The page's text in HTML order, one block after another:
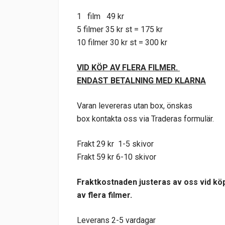
1 film 49 kr
5 filmer 35 kr st = 175 kr
10 filmer 30 kr st = 300 kr
VID KÖP AV FLERA FILMER.
ENDAST BETALNING MED KLARNA
Varan levereras utan box, önskas
box kontakta oss via Traderas formulär.
Frakt 29 kr 1-5 skivor
Frakt 59 kr 6-10 skivor
Fraktkostnaden justeras av oss vid
av flera filmer.
Leverans 2-5 vardagar